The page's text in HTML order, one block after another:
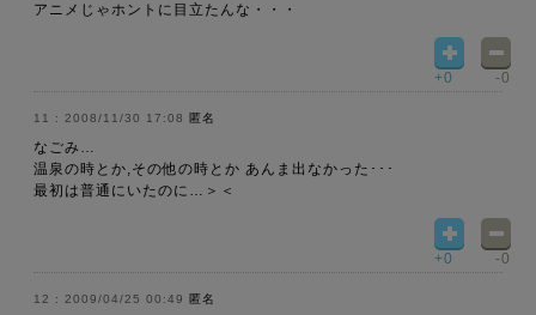
アニメじゃホントに目立たんな・・・
+0 -0
2008/11/30 17:08 匿名
なごみ…
温泉の時とか,その他の時とか あんま出なかった･･･
最初は普通にいたのに…＞＜
+0 -0
2009/04/25 00:49 匿名